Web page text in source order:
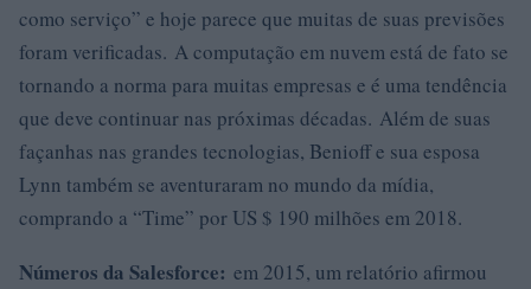
como serviço” e hoje parece que muitas de suas previsões
foram verificadas. A computação em nuvem está de fato se
tornando a norma para muitas empresas e é uma tendência
que deve continuar nas próximas décadas. Além de suas
façanhas nas grandes tecnologias, Benioff e sua esposa
Lynn também se aventuraram no mundo da mídia,
comprando a “Time” por US $ 190 milhões em 2018.
Números da Salesforce: em 2015, um relatório afirmou